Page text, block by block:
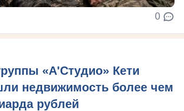
0
«А'Студио» Кети
недвижимость более чем
рублей